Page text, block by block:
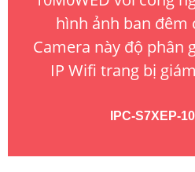
hình ảnh ban đêm
Camera này độ phân
IP Wifi trang bị
IPC-S7XEP-